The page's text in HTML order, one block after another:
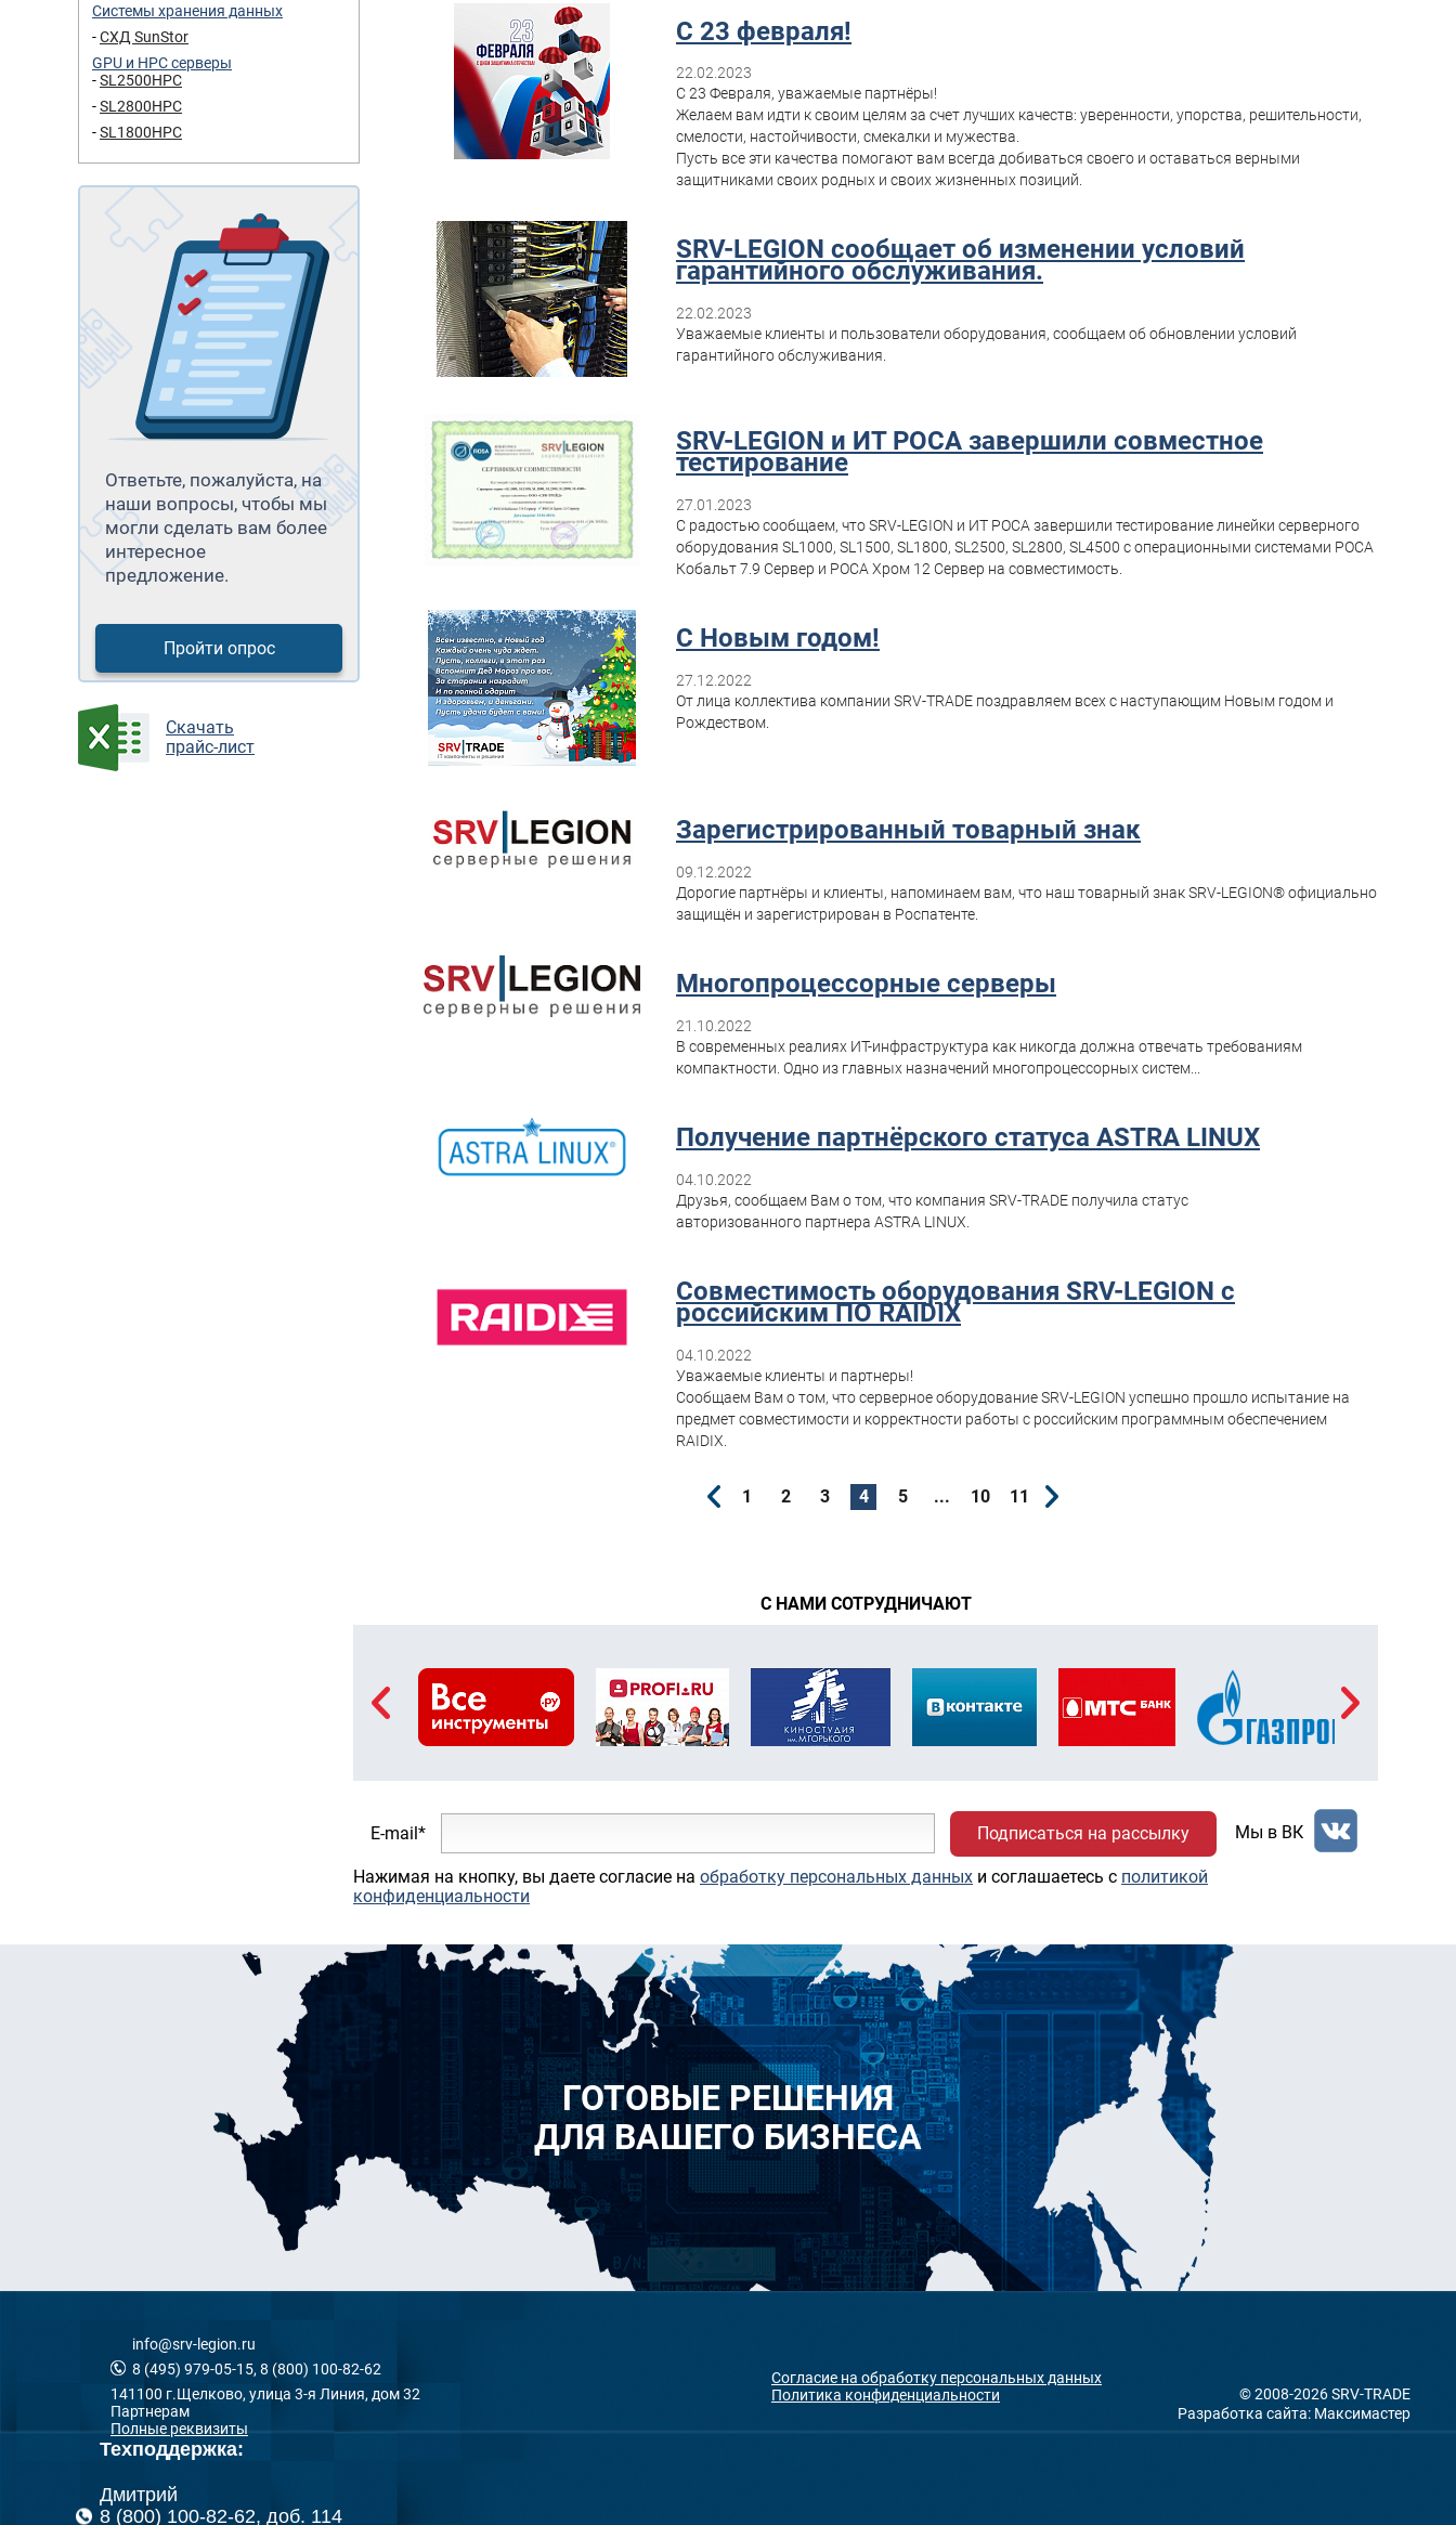
Системы хранения данных
СХД SunStor
GPU и HPC серверы
SL2500HPC
SL2800HPC
SL1800HPC
Ответьте, пожалуйста, на
наши вопросы, чтобы мы
могли сделать вам более
интересное
предложение.
Пройти опрос
Cкачать
прайс-лист
С 23 февраля!
22.02.2023
С 23 Февраля, уважаемые партнёры!
Желаем вам идти к своим целям за счет лучших качеств: уверенности, упорства, решительности,
смелости, настойчивости, смекалки и мужества.
Пусть все эти качества помогают вам всегда добиваться своего и оставаться верными
защитниками своих родных и своих жизненных позиций.
SRV-LEGION сообщает об изменении условий
гарантийного обслуживания.
22.02.2023
Уважаемые клиенты и пользователи оборудования, сообщаем об обновлении условий
гарантийного обслуживания.
SRV-LEGION и ИТ РОСА завершили совместное
тестирование
27.01.2023
С радостью сообщаем, что SRV-LEGION и ИТ РОСА завершили тестирование линейки серверного
оборудования SL1000, SL1500, SL1800, SL2500, SL2800, SL4500 с операционными системами РОСА
Кобальт 7.9 Сервер и РОСА Хром 12 Сервер на совместимость.
С Новым годом!
27.12.2022
От лица коллектива компании SRV-TRADE поздравляем всех с наступающим Новым годом и
Рождеством.
Зарегистрированный товарный знак
09.12.2022
Дорогие партнёры и клиенты, напоминаем вам, что наш товарный знак SRV-LEGION® официально
защищён и зарегистрирован в Роспатенте.
Многопроцессорные серверы
21.10.2022
В современных реалиях ИТ-инфраструктура как никогда должна отвечать требованиям
компактности. Одно из главных назначений многопроцессорных систем...
Получение партнёрского статуса ASTRA LINUX
04.10.2022
Друзья, сообщаем Вам о том, что компания SRV-TRADE получила статус
авторизованного партнера ASTRA LINUX.
Совместимость оборудования SRV-LEGION c
российским ПО RAIDIX
04.10.2022
Уважаемые клиенты и партнеры!
Сообщаем Вам о том, что серверное оборудование SRV-LEGION успешно прошло испытание на
предмет совместимости и корректности работы с российским программным обеспечением
RAIDIX.
1 2 3 4 5 ... 10 11
С НАМИ СОТРУДНИЧАЮТ
E-mail*
Нажимая на кнопку, вы даете согласие на обработку персональных данных и соглашаетесь c политикой
конфиденциальности
Мы в ВК
ГОТОВЫЕ РЕШЕНИЯ
ДЛЯ ВАШЕГО БИЗНЕСА
info@srv-legion.ru
8 (495) 979-05-15, 8 (800) 100-82-62
141100 г.Щелково, улица 3-я Линия, дом 32
Партнерам
Полные реквизиты
Согласие на обработку персональных данных
Политика конфиденциальности
Разработка сайта: Максимастер
© 2008-2026 SRV-TRADE
Техподдержка:
Дмитрий
8 (800) 100-82-62, доб. 114